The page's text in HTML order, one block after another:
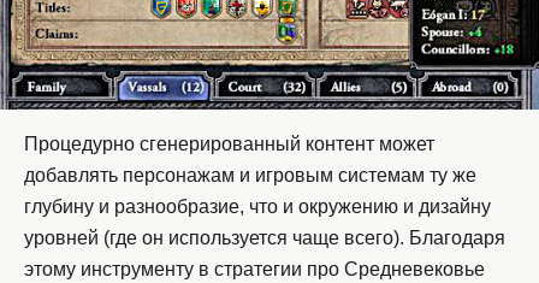
Процедурно сгенерированный контент может
добавлять персонажам и игровым системам ту же
глубину и разнообразие, что и окружению и дизайну
уровней (где он используется чаще всего). Благодаря
этому инструменту в стратегии про Средневековье